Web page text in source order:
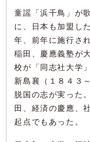
童謡「浜千鳥」が
に、日本も加盟し
年、前年に施行さ
稲田、慶應義塾が
校が「同志社大学
新島襄（１８４３
脱国の志が実った
田、経済の慶應、
起点でもあった。